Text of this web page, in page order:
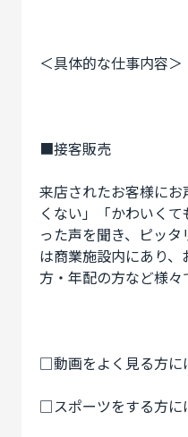
＜具体的な仕事内容＞
■接客販売
来店されたお客様に
くない」「かわいく
った声を聞き、ピッ
は商業施設内にあり
方・年配の方など様
□動画をよく見る方に
□スポーツをする方に